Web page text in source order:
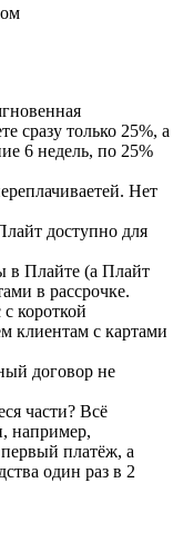
сразу только 25%, а
6 недель, по 25%
Нет
доступно для
Плайте (а Плайт
в рассрочке.
короткой
клиентам с картами
договор не
части? Всё
например,
платёж, а
один раз в 2